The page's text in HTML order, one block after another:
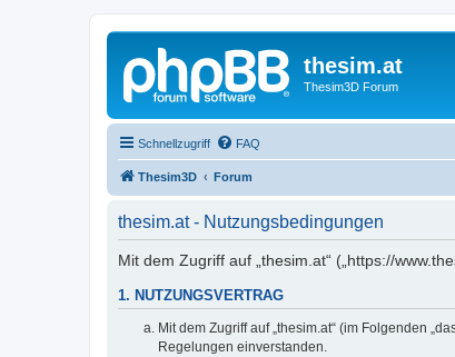
thesim.at
Thesim3D Forum
Schnellzugriff FAQ
Thesim3D Forum
thesim.at - Nutzungsbedingungen
Mit dem Zugriff auf „thesim.at“ („https://
1. NUTZUNGSVERTRAG
Mit dem Zugriff auf „thesim.at“ (im Folgenden
Regelungen einverstanden.